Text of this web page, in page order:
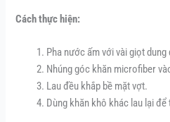
Cách thực hiện:
Pha nước ấm với vài giọt
Nhúng góc khăn microfiber
Lau đều khắp bề mặt vợt.
Dùng khăn khô khác lau lại